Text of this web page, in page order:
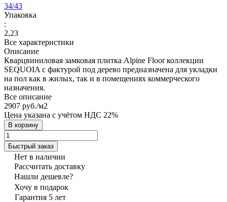
34/43
Упаковка
:
2,23
Все характеристики
Описание
Кварцвиниловая замковая плитка Alpine Floor коллекции
SEQUOIA с фактурой под дерево предназначена для укладки
на пол как в жилых, так и в помещениях коммерческого
назначения.
Все описание
2907 руб./м2
Цена указана с учётом НДС 22%
В корзину
Быстрый заказ
Нет в наличии
Рассчитать доставку
Нашли дешевле?
Хочу в подарок
Гарантия 5 лет